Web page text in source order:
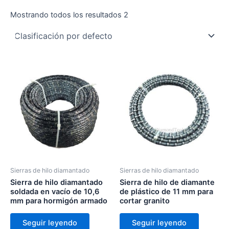
Mostrando todos los resultados 2
Sierras de hilo diamantado
Sierra de hilo diamantado
soldada en vacío de 10,6
mm para hormigón armado
Seguir leyendo
Sierras de hilo diamantado
Sierra de hilo de diamante
de plástico de 11 mm para
cortar granito
Seguir leyendo